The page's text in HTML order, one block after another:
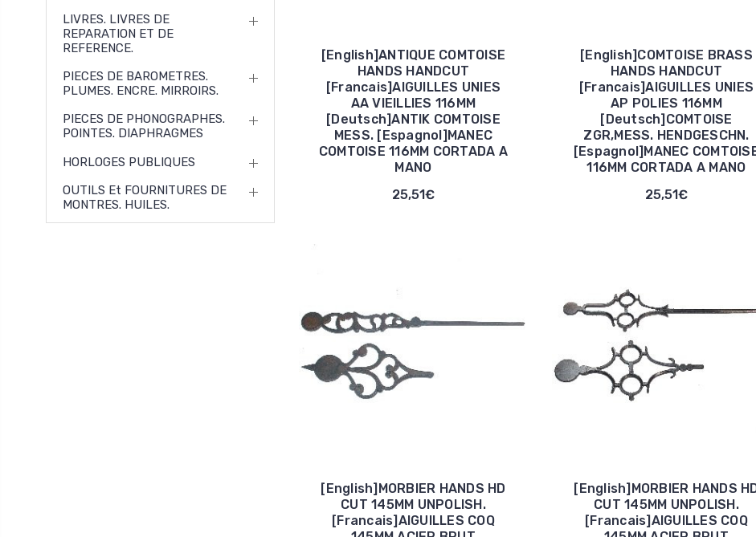
LIVRES. LIVRES DE
REPARATION ET DE
REFERENCE.
PIECES DE BAROMETRES.
PLUMES. ENCRE. MIRROIRS.
PIECES DE PHONOGRAPHES.
POINTES. DIAPHRAGMES
HORLOGES PUBLIQUES
OUTILS Et FOURNITURES DE
MONTRES. HUILES.
[English]ANTIQUE COMTOISE
HANDS HANDCUT
[Francais]AIGUILLES UNIES
AA VIEILLIES 116MM
[Deutsch]ANTIK COMTOISE
MESS. [Espagnol]MANEC
COMTOISE 116MM CORTADA A
MANO
25,51€
[English]COMTOISE BRASS
HANDS HANDCUT
[Francais]AIGUILLES UNIES
AP POLIES 116MM
[Deutsch]COMTOISE
ZGR,MESS. HENDGESCHN.
[Espagnol]MANEC
116MM CORTADA A MANO
25,51€
[English]MORBIER HANDS HD
CUT 145MM UNPOLISH.
[Francais]AIGUILLES COQ
[English]MORBIER HANDS
CUT 145MM UNPOLISH.
[Francais]AIGUILLES COQ